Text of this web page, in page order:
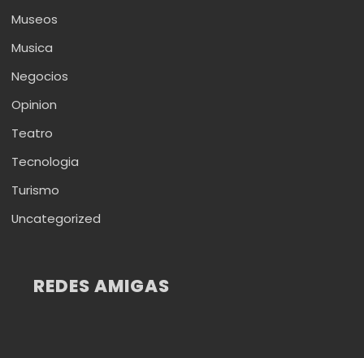
Museos
Musica
Negocios
Opinion
Teatro
Tecnologia
Turismo
Uncategorized
REDES AMIGAS